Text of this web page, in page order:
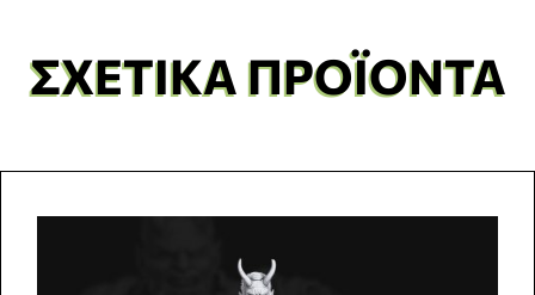
ΣΧΕΤΙΚΆ ΠΡΟΪΌΝΤΑ